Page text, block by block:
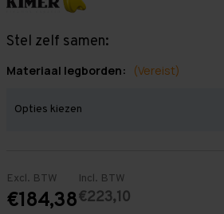
Stel zelf samen:
Materiaal legborden: (Vereist)
Excl. BTW
€184,38
Incl. BTW
€223,10